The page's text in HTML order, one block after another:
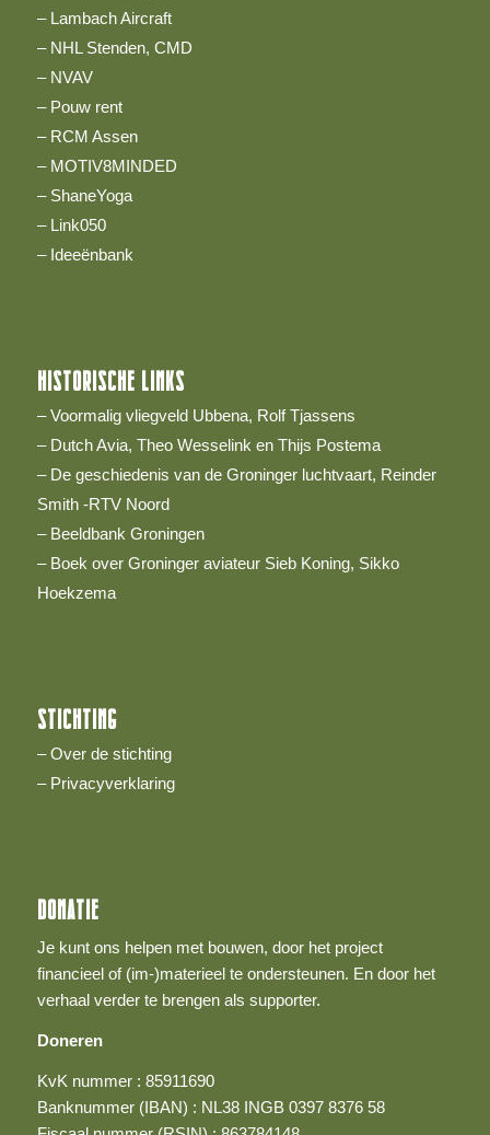
– Lambach Aircraft
– NHL Stenden, CMD
– NVAV
– Pouw rent
– RCM Assen
– MOTIV8MINDED
– ShaneYoga
– Link050
– Ideeënbank
HISTORISCHE LINKS
– Voormalig vliegveld Ubbena, Rolf Tjassens
– Dutch Avia, Theo Wesselink en Thijs Postema
– De geschiedenis van de Groninger luchtvaart, Reinder
Smith -RTV Noord
– Beeldbank Groningen
– Boek over Groninger aviateur Sieb Koning, Sikko
Hoekzema
STICHTING
– Over de stichting
– Privacyverklaring
DONATIE
Je kunt ons helpen met bouwen, door het project
financieel of (im-)materieel te ondersteunen. En door het
verhaal verder te brengen als supporter.
Doneren
KvK nummer : 85911690
Banknummer (IBAN) : NL38 INGB 0397 8376 58